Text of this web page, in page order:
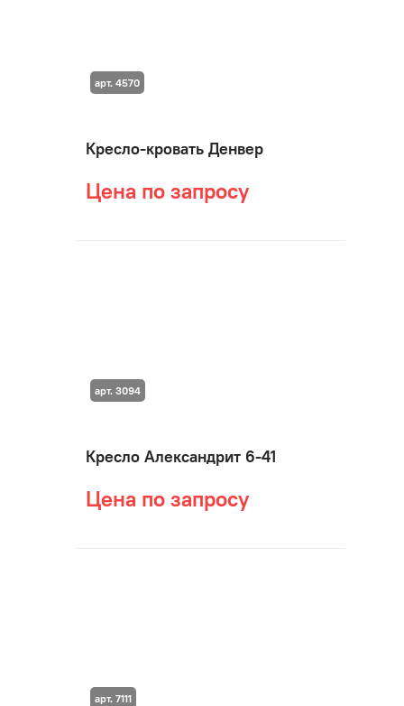
Кресло-кровать Денвер
Цена по запросу
арт. 4570
Кресло Александрит 6-41
Цена по запросу
арт. 3094
арт. 7111